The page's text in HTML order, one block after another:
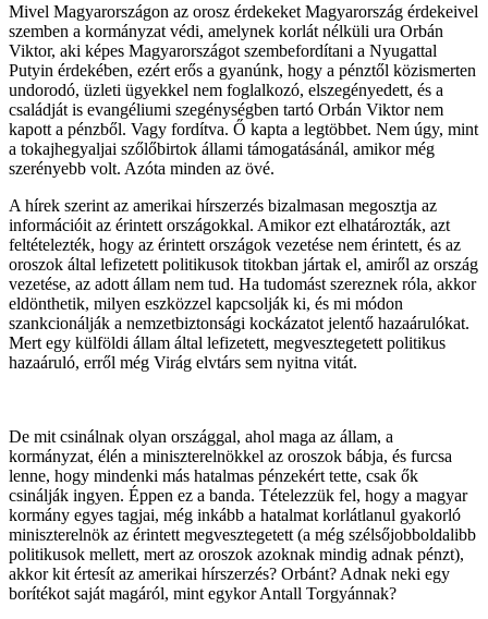
Mivel Magyarországon az orosz érdekeket Magyarország érdekeivel
szemben a kormányzat védi, amelynek korlát nélküli ura Orbán
Viktor, aki képes Magyarországot szembefordítani a Nyugattal
Putyin érdekében, ezért erős a gyanúnk, hogy a pénztől közismerten
undorodó, üzleti ügyekkel nem foglalkozó, elszegényedett, és a
családját is evangéliumi szegénységben tartó Orbán Viktor nem
kapott a pénzből. Vagy fordítva. Ő kapta a legtöbbet. Nem úgy, mint
a tokajhegyaljai szőlőbirtok állami támogatásánál, amikor még
szerényebb volt. Azóta minden az övé.
A hírek szerint az amerikai hírszerzés bizalmasan megosztja az
információit az érintett országokkal. Amikor ezt elhatározták, azt
feltételezték, hogy az érintett országok vezetése nem érintett, és az
oroszok által lefizetett politikusok titokban jártak el, amiről az ország
vezetése, az adott állam nem tud. Ha tudomást szereznek róla, akkor
eldönthetik, milyen eszközzel kapcsolják ki, és mi módon
szankcionálják a nemzetbiztonsági kockázatot jelentő hazaárulókat.
Mert egy külföldi állam által lefizetett, megvesztegetett politikus
hazaáruló, erről még Virág elvtárs sem nyitna vitát.
De mit csinálnak olyan országgal, ahol maga az állam, a
kormányzat, élén a miniszterelnökkel az oroszok bábja, és furcsa
lenne, hogy mindenki más hatalmas pénzekért tette, csak ők
csinálják ingyen. Éppen ez a banda. Tételezzük fel, hogy a magyar
kormány egyes tagjai, még inkább a hatalmat korlátlanul gyakorló
miniszterelnök az érintett megvesztegetett (a még szélsőjobboldalibb
politikusok mellett, mert az oroszok azoknak mindig adnak pénzt),
akkor kit értesít az amerikai hírszerzés? Orbánt? Adnak neki egy
borítékot saját magáról, mint egykor Antall Torgyánnak?